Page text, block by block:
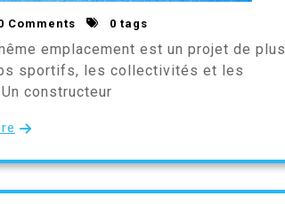
Comments 0 tags
emplacement est un projet de plus
sportifs, les collectivités et les
constructeur